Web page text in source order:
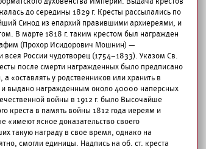
до середины 1829 г. Кресты рассылались по
Синод из епархий правившими архиереями, и
В марте 1818 г. таким крестом был награжден
(Прохор Исидорович Мошнин) —
России чудотворец (1754–1833). Указом Св.
после смерти награжденных было предписано
«оставлять у родственников или хранить в
и выдано награжденным около 40000 наперсных
войны в 1912 г. было Высочайше
креста в память войны 1812 года иереям и
ясное доказательство своего
такую награду в свое время, однако на
смогли единицы. Надпись на об. ст. креста